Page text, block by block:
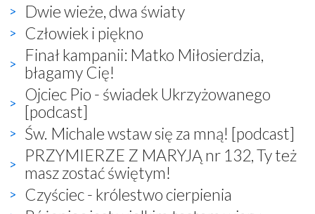
Dwie wieże, dwa światy
Człowiek i piękno
Finał kampanii: Matko Miłosierdzia,
błagamy Cię!
Ojciec Pio - świadek Ukrzyżowanego
[podcast]
Św. Michale wstaw się za mną! [podcast]
PRZYMIERZE Z MARYJĄ nr 132, Ty też
masz zostać świętym!
Czyściec - królestwo cierpienia